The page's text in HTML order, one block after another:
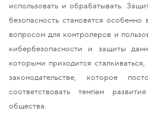
использовать и обрабатывать.
безопасность становятся
вопросом для контролеров и
кибербезопасности и защиты
которыми приходится
законодательстве, которое
соответствовать темпам
общества.